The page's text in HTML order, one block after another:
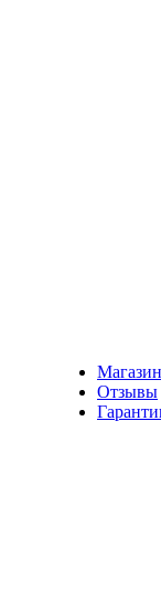
Отзывы